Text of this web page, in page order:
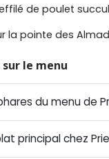
de poulet
la pointe des
le menu
du menu de
principal chez